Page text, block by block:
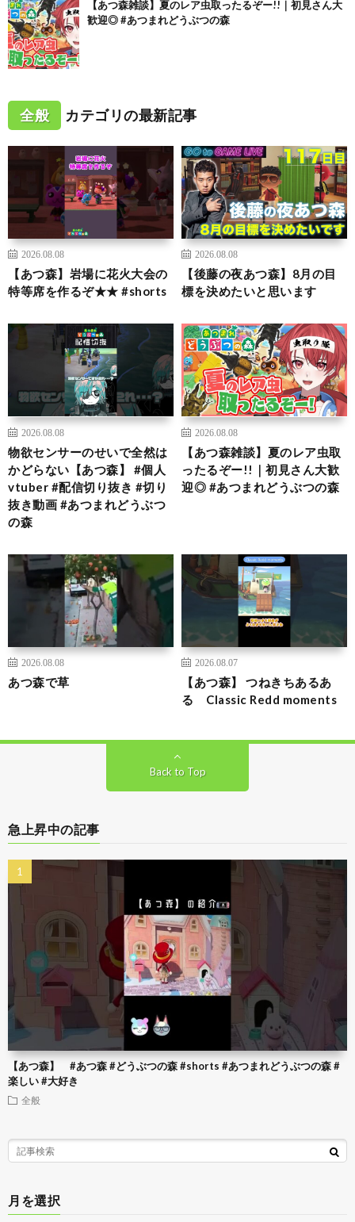
【あつ森雑談】夏のレア虫取ったるぞー!!｜初見さん大
歓迎◎ #あつまれどうぶつの森
全般 カテゴリの最新記事
2026.08.08
【あつ森】岩場に花火大会の
特等席を作るぞ★★ #shorts
2026.08.08
【後藤の夜あつ森】8月の目
標を決めたいと思います
2026.08.08
物欲センサーのせいで全然は
かどらない【あつ森】 #個人
vtuber #配信切り抜き #切り
抜き動画 #あつまれどうぶつ
の森
2026.08.08
【あつ森雑談】夏のレア虫取
ったるぞー!!｜初見さん大歓
迎◎ #あつまれどうぶつの森
2026.08.08
あつ森で草
2026.08.07
【あつ森】 つねきちあるあ
る Classic Redd moments
Back to Top
急上昇中の記事
【あつ森】 #あつ森 #どうぶつの森 #shorts #あつまれどうぶつの森 #
楽しい #大好き
全般
月を選択